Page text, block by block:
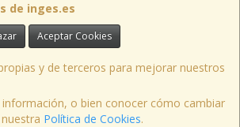
de inges.es
Aceptar Cookies
y de terceros para mejorar nuestros
o bien conocer cómo cambiar
Política de Cookies.
- 19:30h